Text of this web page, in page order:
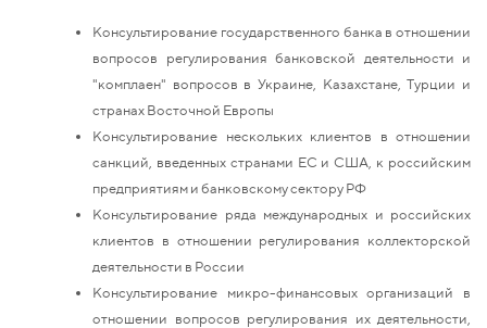
Консультирование государственного банка в отношении
вопросов регулирования банковской деятельности и
"комплаен" вопросов в Украине, Казахстане, Турции и
странах Восточной Европы
Консультирование нескольких клиентов в отношении
санкций, введенных странами ЕС и США, к российским
предприятиям и банковскому сектору РФ
Консультирование ряда международных и российских
клиентов в отношении регулирования коллекторской
деятельности в России
Консультирование микро-финансовых организаций в
отношении вопросов регулирования их деятельности,